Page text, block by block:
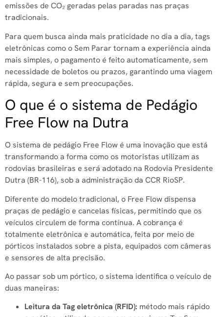
emissões de CO₂ geradas pelas paradas nas praças
tradicionais.
Para quem busca ainda mais praticidade no dia a dia, tags
eletrônicas como o Sem Parar tornam a experiência ainda
mais simples, o pagamento é feito automaticamente, sem
necessidade de boletos ou prazos, garantindo uma viagem
rápida, segura e sem preocupações.
O que é o sistema de Pedágio
Free Flow na Dutra
O sistema de pedágio Free Flow é uma inovação que está
transformando a forma como os motoristas utilizam as
rodovias brasileiras e será adotado na Rodovia Presidente
Dutra (BR-116), sob a administração da CCR RioSP.
Diferente do modelo tradicional, o Free Flow dispensa
praças de pedágio e cancelas físicas, permitindo que os
veículos circulem de forma contínua. A cobrança é
totalmente eletrônica e automática, feita por meio de
pórticos instalados sobre a pista, equipados com câmeras
e sensores de alta precisão.
Ao passar sob um pórtico, o sistema identifica o veículo de
duas maneiras:
Leitura da Tag eletrônica (RFID): método mais rápido